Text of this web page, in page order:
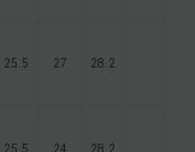
25.5 27 28.2
25.5 24 28.2